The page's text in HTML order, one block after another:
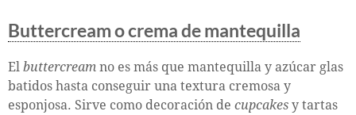
Buttercream o crema de mantequilla
El buttercream no es más que mantequilla y azúcar glas
batidos hasta conseguir una textura cremosa y
esponjosa. Sirve como decoración de cupcakes y tartas